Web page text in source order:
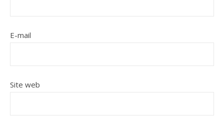
E-mail
Site web